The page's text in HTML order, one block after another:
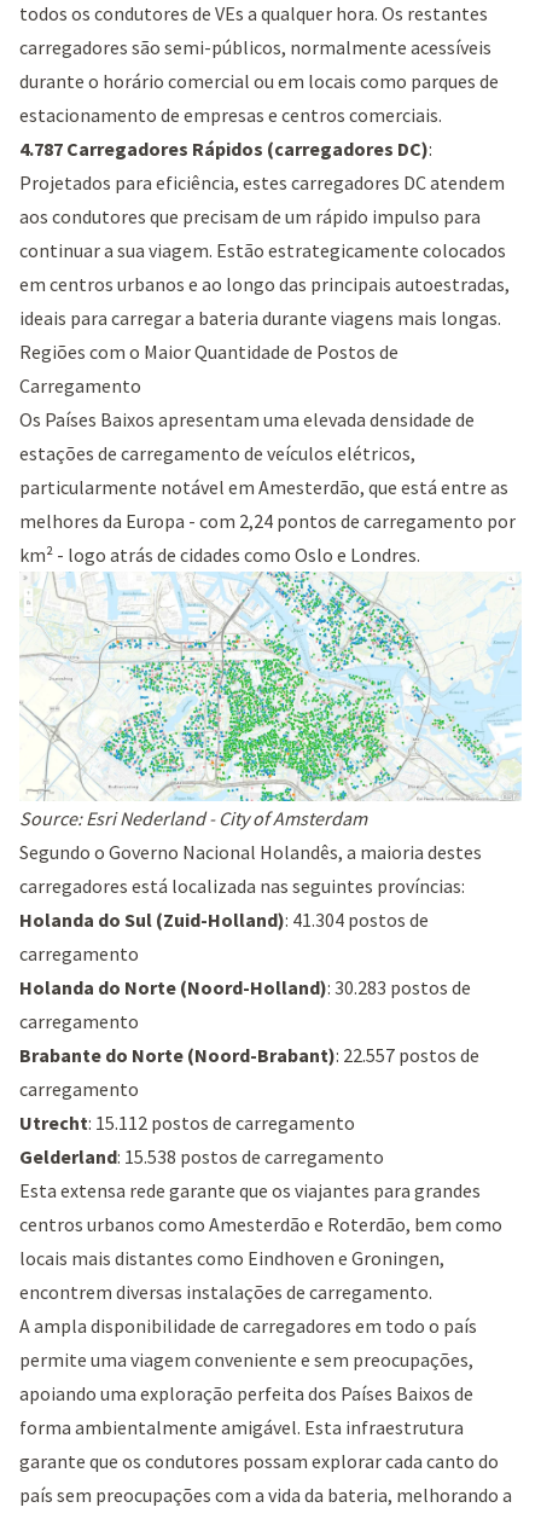
todos os condutores de VEs a qualquer hora. Os restantes
carregadores são semi-públicos, normalmente acessíveis
durante o horário comercial ou em locais como parques de
estacionamento de empresas e centros comerciais.
4.787 Carregadores Rápidos (carregadores DC):
Projetados para eficiência, estes carregadores DC atendem
aos condutores que precisam de um rápido impulso para
continuar a sua viagem. Estão estrategicamente colocados
em centros urbanos e ao longo das principais autoestradas,
ideais para carregar a bateria durante viagens mais longas.
Regiões com o Maior Quantidade de Postos de
Carregamento
Os Países Baixos apresentam uma elevada densidade de
estações de carregamento de veículos elétricos,
particularmente notável em Amesterdão, que está entre as
melhores da Europa - com 2,24 pontos de carregamento por
km² - logo atrás de cidades como Oslo e Londres.
Source: Esri Nederland - City of Amsterdam
Segundo o Governo Nacional Holandês, a maioria destes
carregadores está localizada nas seguintes províncias:
Holanda do Sul (Zuid-Holland): 41.304 postos de
carregamento
Holanda do Norte (Noord-Holland): 30.283 postos de
carregamento
Brabante do Norte (Noord-Brabant): 22.557 postos de
carregamento
Utrecht: 15.112 postos de carregamento
Gelderland: 15.538 postos de carregamento
Esta extensa rede garante que os viajantes para grandes
centros urbanos como Amesterdão e Roterdão, bem como
locais mais distantes como Eindhoven e Groningen,
encontrem diversas instalações de carregamento.
A ampla disponibilidade de carregadores em todo o país
permite uma viagem conveniente e sem preocupações,
apoiando uma exploração perfeita dos Países Baixos de
forma ambientalmente amigável. Esta infraestrutura
garante que os condutores possam explorar cada canto do
país sem preocupações com a vida da bateria, melhorando a